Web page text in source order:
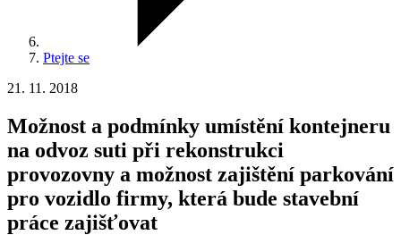
Ptejte se
21. 11. 2018
Možnost a podmínky umístění kontejneru
na odvoz suti při rekonstrukci
provozovny a možnost zajištění parkování
pro vozidlo firmy, která bude stavební
práce zajišťovat